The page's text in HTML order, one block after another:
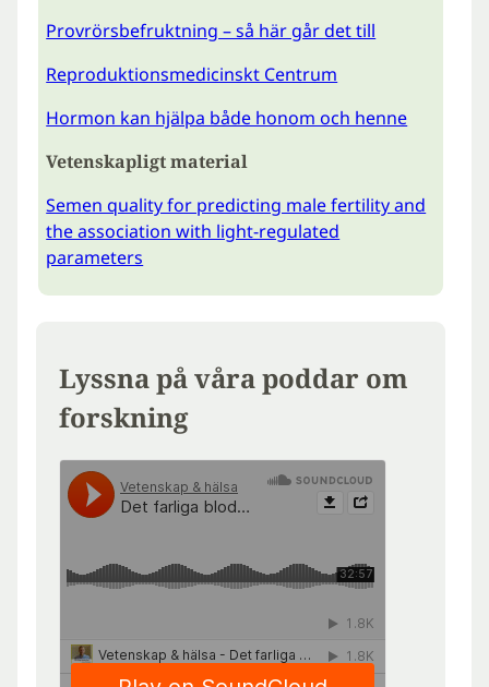
Provrörsbefruktning – så här går det till
Reproduktionsmedicinskt Centrum
Hormon kan hjälpa både honom och henne
Vetenskapligt material
Semen quality for predicting male fertility and
the association with light-regulated
parameters
Lyssna på våra poddar om
forskning